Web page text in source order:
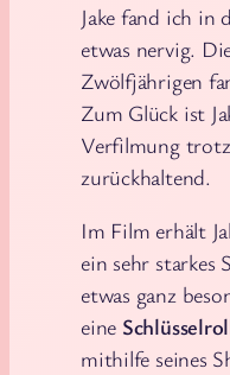
Jake fand ich in
etwas nervig.
Zwölfjährigen
Zum Glück ist
Verfilmung
zurückhaltend.
Im Film erhält
ein sehr starkes
etwas ganz
eine
mithilfe seines